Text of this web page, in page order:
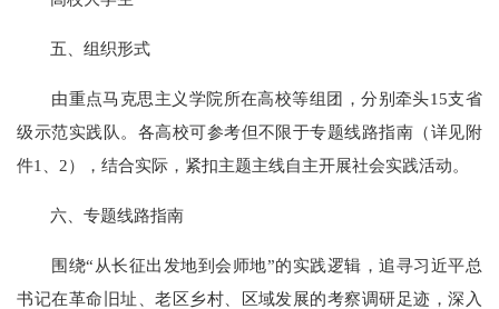
五、组织形式
由重点马克思主义学院所在高校等组团，分别牵头15支省
级示范实践队。各高校可参考但不限于专题线路指南（详见附
件1、2），结合实际，紧扣主题主线自主开展社会实践活动。
六、专题线路指南
围绕“从长征出发地到会师地”的实践逻辑，追寻习近平总
书记在革命旧址、老区乡村、区域发展的考察调研足迹，深入